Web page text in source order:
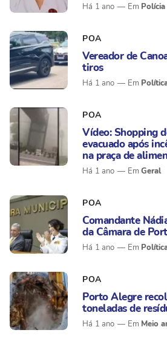
Há 1 ano Polícia
POA
Vereador de
tiros
Há 1 ano
POA
Vídeo: Shopping
evacuado após
na praça de
Há 1 ano Geral
POA
Comandante
da Câmara de
Há 1 ano
POA
Porto Alegre
toneladas de
Há 1 ano Meio